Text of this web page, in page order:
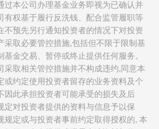
过本公司办理基金业务即视为已确认并
有权基于履行反洗钱、配合监管履职等
不预先另行通知投资者的情况下对投资
采取必要管控措施,包括但不限于限制基
基金交易、暂停或终止提供任何服务。
采取相关管控措施并不构成违约,同意本
或约定使用投资者留存的业务资料及个
因此承担投资者可能承受的损失及后
定对投资者提供的资料与信息予以保
规定或与投资者事前约定取得授权的, 本